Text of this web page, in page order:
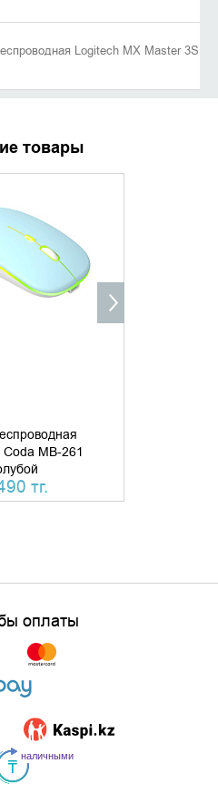
Logitech MX Master 3S
товары
MB-261
тг.
В КОРЗИНУ
В 1 КЛИК
оплаты